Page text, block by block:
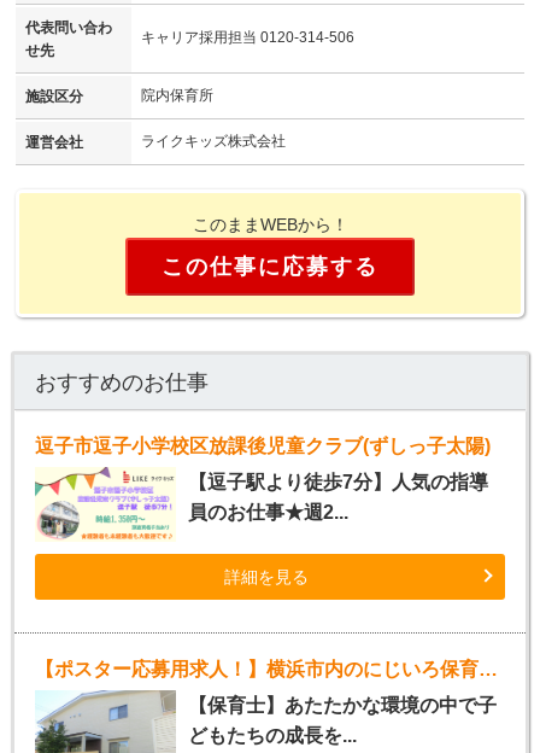
代表問い合わ
せ先
キャリア採用担当 0120-314-506
施設区分 院内保育所
運営会社 ライクキッズ株式会社
このままWEBから！
この仕事に応募する
おすすめのお仕事
逗子市逗子小学校区放課後児童クラブ(ずしっ子太陽)
【逗子駅より徒歩7分】人気の指導
員のお仕事★週2...
詳細を見る
【ポスター応募用求人！】横浜市内のにじいろ保育園（正社員保育士）
【保育士】あたたかな環境の中で子
どもたちの成長を...